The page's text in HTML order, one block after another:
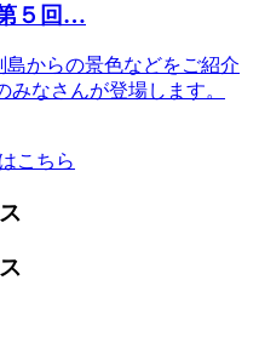
５回…
からの景色などをご紹介
なさんが登場します。
はこちら